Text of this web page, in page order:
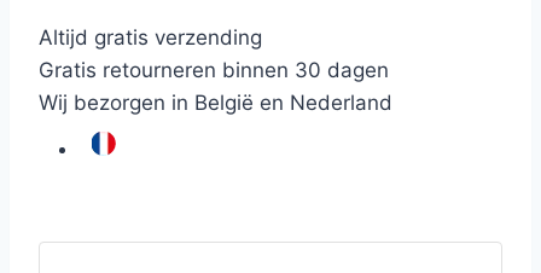
Altijd gratis verzending
Gratis retourneren binnen 30 dagen
Wij bezorgen in België en Nederland